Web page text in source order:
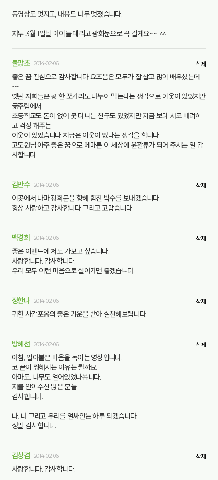
동영상도 멋지고, 내용도 너무 멋졌습니다.
저두 3월 1일날 아이들 데리고 광화문으로 꼭 갈게요~~ ^^
물망초 2014-02-06 삭제
좋은 꿈 진심으로 감사합니다 요즈음은 모두가 잘 살고 많이 배우셨는데
~~
옛날 저희들은 콩 한 쪼가리도 나누어 먹는다는 생각으로 이웃이 있었지만
굶주림에서
초등학교도 돈이 없어 못 다니는 친구도 있었지만 지금 보다 서로 배려하
고 걱정 해주는
이웃이 있었습니다 지금은 이웃이 없다는 생각을 합니다
고도원님 아주 좋은 꿈으로 메마른 이 세상에 윤활류가 되어 주시는 일 감
사합니다
김만수 2014-02-06 삭제
이곳에서 나마 광화문을 향해 힘찬 박수를 보내겠습니다
항상 사랑하고 감사합니다 그리고 고맙습니다
백경희 2014-02-06 삭제
좋은 이벤트에 저도 가보고 싶습니다.
사랑합니다. 감사합니다.
우리 모두 이런 마음으로 살아가면 좋겠습니다.
정한나 2014-02-06 삭제
귀한 사감포옹의 좋은 기운을 받아 실천해보렵니다.
방혜선 2014-02-06 삭제
아침, 얼어붙은 마음을 녹이는 영상입니다.
코 끝이 찡해지는 이유는 뭘까요.
아마도. 너무도 얼어있었나봅니다.
저를 안아주신 많은 분들
감사합니다.
나, 너 그리고 우리를 얼싸안는 하루 되겠습니다.
정말 감사합니다.
김상겸 2014-02-06 삭제
사랑합니다. 감사합니다.